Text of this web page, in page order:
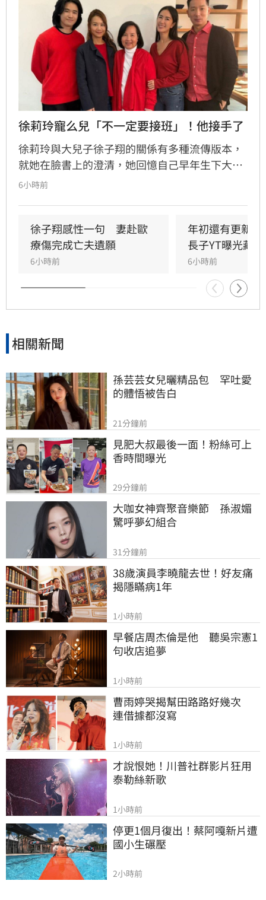
徐莉玲寵么兒「不一定要接班」！他接手了
徐莉玲與大兒子徐子翔的關係有多種流傳版本，
就她在臉書上的澄清，她回憶自己早年生下大兒
子徐子翔後就離婚，期間因孩子被移民美國的前
業，也開始了較頻繁的互動，不難想見這複雜的
身世，對於徐子翔的影響。
6小時前
徐子翔感性一句　妻赴歐
療傷完成亡夫遺願
6小時前
年初還有更新
長子YT曝光藏
6小時前
相關新聞
孫芸芸女兒曬精品包　罕吐愛
的體悟被告白
21分鐘前
見肥大叔最後一面！粉絲可上
香時間曝光
29分鐘前
大咖女神齊聚音樂節　孫淑媚
驚呼夢幻組合
31分鐘前
38歲演員李曉龍去世！好友痛
揭隱瞞病1年
1小時前
早餐店周杰倫是他　聽吳宗憲1
句收店追夢
1小時前
曹雨婷哭揭幫田路路好幾次
連借據都沒寫
1小時前
才說恨她！川普社群影片狂用
泰勒絲新歌
1小時前
停更1個月復出！蔡阿嘎新片遭
國小生碾壓
2小時前